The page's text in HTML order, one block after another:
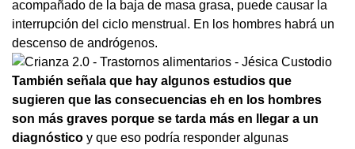
acompañado de la baja de masa grasa, puede causar la
interrupción del ciclo menstrual. En los hombres habrá un
descenso de andrógenos.
También señala que hay algunos estudios que
sugieren que las consecuencias eh en los hombres
son más graves porque se tarda más en llegar a un
diagnóstico y que eso podría responder algunas